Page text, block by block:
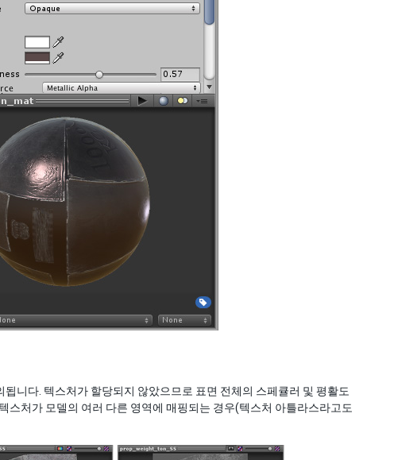
됩니다. 텍스처가 할당되지 않았으므로 표면 전체의 스페큘러 및 평활도
처가 모델의 여러 다른 영역에 매핑되는 경우(텍스처 아틀라스라고도